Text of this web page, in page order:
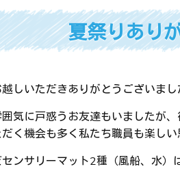
夏祭りあり
しいただきありがとうございまし
気に戸惑うお友達もいましたが
く機会も多く私たち職員も楽し
ンサリーマット2種（風船、水